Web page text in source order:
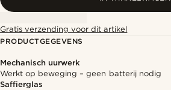
Gratis verzending voor dit artikel
PRODUCTGEGEVENS
Mechanisch uurwerk
Werkt op beweging – geen batterij nodig
Saffierglas